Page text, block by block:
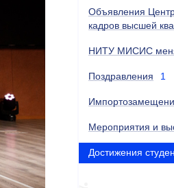
Объявления
кадров высшей
НИТУ МИСИС
Поздравления 1
Мероприятия и
Достижения